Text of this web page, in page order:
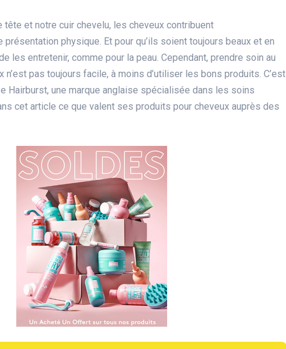
tête et notre cuir chevelu, les cheveux contribuent
physique. Et pour qu’ils soient toujours beaux et en
les entretenir, comme pour la peau. Cependant, prendre soin au
pas toujours facile, à moins d’utiliser les bons produits. C’est
Hairburst, une marque anglaise spécialisée dans les soins
cet article ce que valent ses produits pour cheveux auprès des